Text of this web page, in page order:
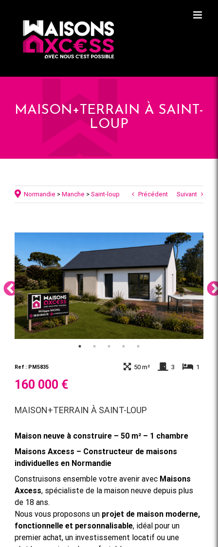
MAISON+TERRAIN À SAINT-
LOUP
Normandie > Manche > Saint-loup Précédent Suivant
Ref : PM5835 50 m² 3 1
160 000 €
MAISON+TERRAIN À SAINT-LOUP
Maison neuve à construire – 50 m² – 1 chambre
Maisons Axcess – Constructeur de maisons
individuelles en Normandie
Construisons ensemble votre avenir avec Maisons
Axcess, spécialiste de la maison neuve depuis plus
de 18 ans.
Nous vous proposons un projet de maison moderne,
fonctionnelle et personnalisable, idéal pour un
premier achat, un investissement locatif ou une